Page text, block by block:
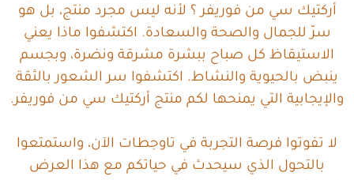
أركتيك سي من فوريفر ؟ لأنه ليس مجرد منتج، بل هو
سرّ للجمال والصحة والسعادة. اكتشفوا ماذا يعني
الاستيقاظ كل صباح ببشرة مشرقة ونضرة، وبجسم
ينبض بالحيوية والنشاط. اكتشفوا سر الشعور بالثقة
والإيجابية التي يمنحها لكم منتج أركتيك سي من فوريفر.
لا تفوتوا فرصة التجربة في تاوجطات الآن، واستمتعوا
بالتحول الذي سيحدث في حياتكم مع هذا العرض